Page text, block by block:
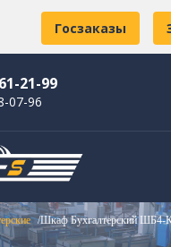
Госзаказы
21-99
07-96
Шкаф Бухгалтерский ШБ4-